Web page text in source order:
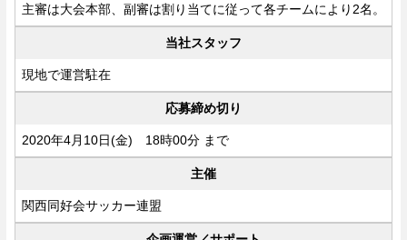
主審は大会本部、副審は割り当てに従って各チームにより2名。
当社スタッフ
現地で運営駐在
応募締め切り
2020年4月10日(金) 18時00分 まで
主催
関西同好会サッカー連盟